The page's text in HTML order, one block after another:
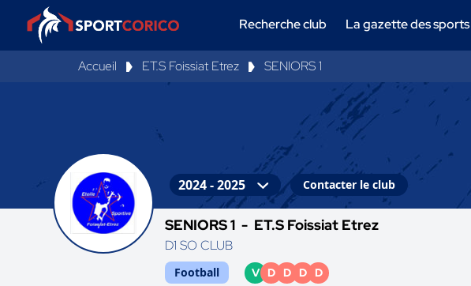
Recherche club La gazette des sports
Accueil ET.S Foissiat Etrez SENIORS 1
Contacter le club
SENIORS 1 - ET.S Foissiat Etrez
D1 SO CLUB
Football V D D D D